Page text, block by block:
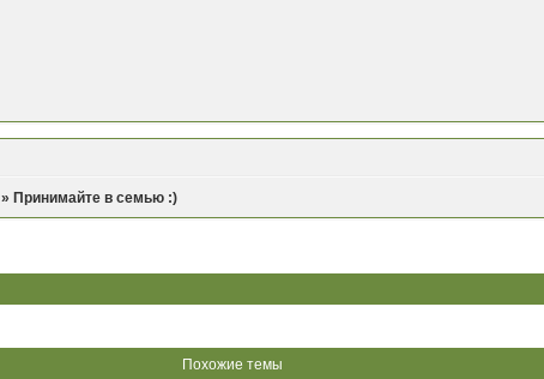
»Принимайте в семью :)
Похожие темы